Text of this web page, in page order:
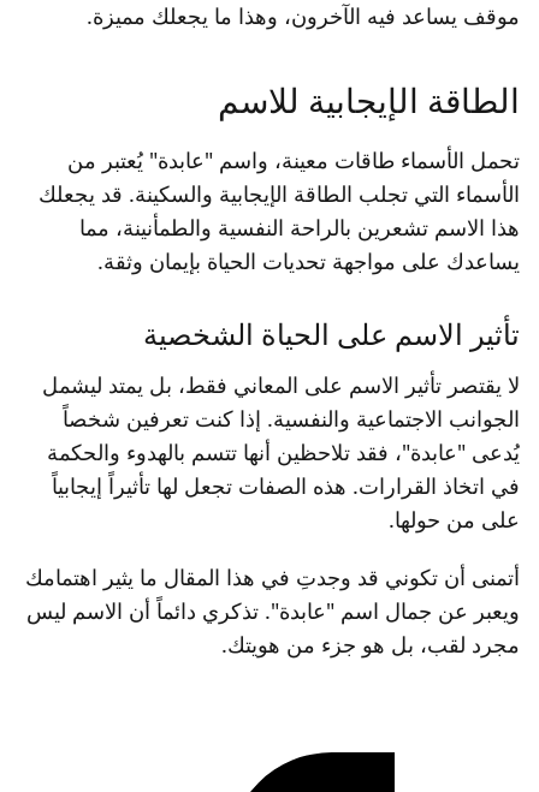
موقف يساعد فيه الآخرون، وهذا ما يجعلك مميزة.
الطاقة الإيجابية للاسم
تحمل الأسماء طاقات معينة، واسم "عابدة" يُعتبر من
الأسماء التي تجلب الطاقة الإيجابية والسكينة. قد يجعلك
هذا الاسم تشعرين بالراحة النفسية والطمأنينة، مما
يساعدك على مواجهة تحديات الحياة بإيمان وثقة.
تأثير الاسم على الحياة الشخصية
لا يقتصر تأثير الاسم على المعاني فقط، بل يمتد ليشمل
الجوانب الاجتماعية والنفسية. إذا كنت تعرفين شخصاً
يُدعى "عابدة"، فقد تلاحظين أنها تتسم بالهدوء والحكمة
في اتخاذ القرارات. هذه الصفات تجعل لها تأثيراً إيجابياً
على من حولها.
أتمنى أن تكوني قد وجدتِ في هذا المقال ما يثير اهتمامك
ويعبر عن جمال اسم "عابدة". تذكري دائماً أن الاسم ليس
مجرد لقب، بل هو جزء من هويتك.